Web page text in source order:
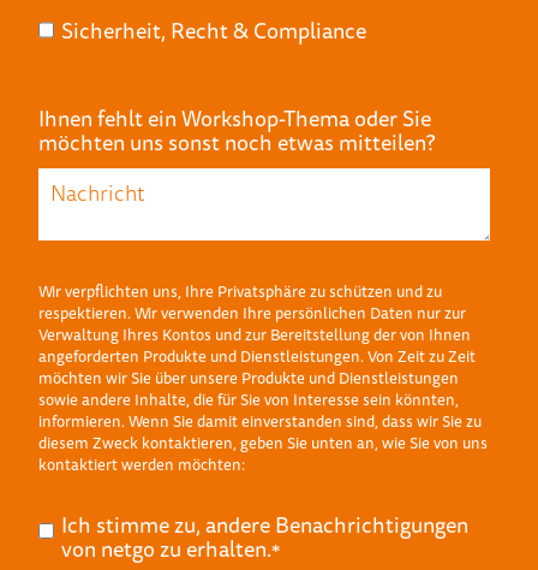
Sicherheit, Recht & Compliance
Ihnen fehlt ein Workshop-Thema oder Sie
möchten uns sonst noch etwas mitteilen?
Wir verpflichten uns, Ihre Privatsphäre zu schützen und zu
respektieren. Wir verwenden Ihre persönlichen Daten nur zur
Verwaltung Ihres Kontos und zur Bereitstellung der von Ihnen
angeforderten Produkte und Dienstleistungen. Von Zeit zu Zeit
möchten wir Sie über unsere Produkte und Dienstleistungen
sowie andere Inhalte, die für Sie von Interesse sein könnten,
informieren. Wenn Sie damit einverstanden sind, dass wir Sie zu
diesem Zweck kontaktieren, geben Sie unten an, wie Sie von uns
kontaktiert werden möchten:
Ich stimme zu, andere Benachrichtigungen
von netgo zu erhalten.*